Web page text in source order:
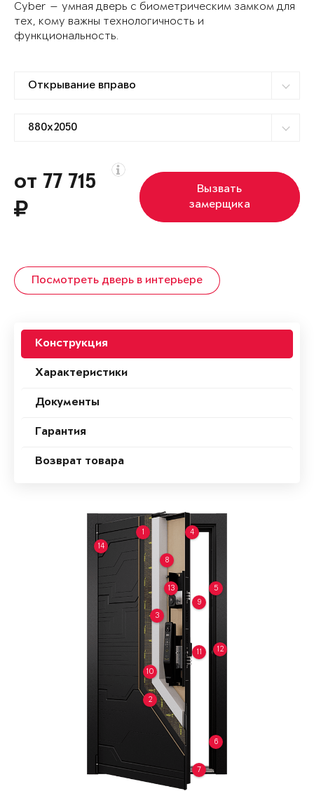
Cyber — умная дверь с биометрическим замком для
тех, кому важны технологичность и
функциональность.
от 77 715
Вызвать
замерщика
Посмотреть дверь в интерьере
Конструкция
Характеристики
Документы
Гарантия
Возврат товара
1
2
3
4
5
6
7
8
9
10
11 12
13
14